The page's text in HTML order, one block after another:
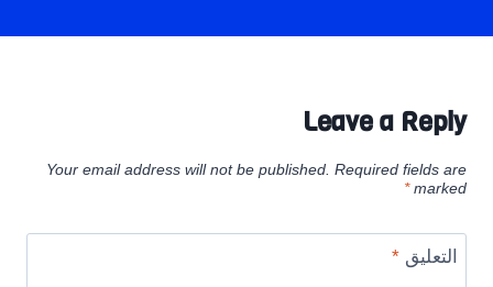
Leave a Reply
Your email address will not be published. Required fields are
marked
*
التعليق*